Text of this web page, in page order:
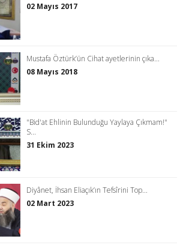
02 Mayıs 2017
Mustafa Öztürk’ün Cihat ayetlerinin çıka...
08 Mayıs 2018
"Bid'at Ehlinin Bulunduğu Yaylaya Çıkmam!"
S...
31 Ekim 2023
Diyânet, İhsan Eliaçık’ın Tefsîrini Top...
02 Mart 2023